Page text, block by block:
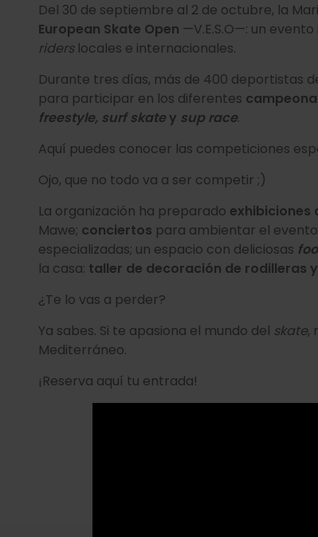
Del 30 de septiembre al 2 de octubre, la
European Skate Open —V.E.S.O—: un
riders locales e internacionales.
Durante tres días, más de 400 deportistas
para participar en los diferentes
freestyle, surf skatey sup race.
Aquí puedes conocer las competiciones
Ojo, que no todo va a ser competir ;)
La organización ha preparado exhibiciones
Mawe; conciertos para ambientar el
especializadas; un espacio con deliciosas
la casa: taller de decoración de rodilleras
¿Te lo vas a perder?
Ya sabes. Si te apasiona el mundo del skate,
Mediterráneo.
¡Reserva aquí tu entrada!